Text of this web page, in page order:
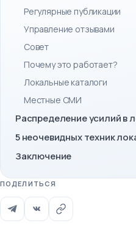
Регулярные публикации
Управление отзывами
Совет
Почему это работает?
Локальные каталоги
Местные СМИ
Распределение усилий в
5 неочевидных техник
Заключение
ПОДЕЛИТЬСЯ